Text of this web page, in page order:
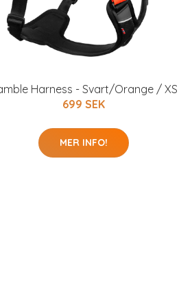
Harness - Svart/Orange / XS
699 SEK
MER INFO!